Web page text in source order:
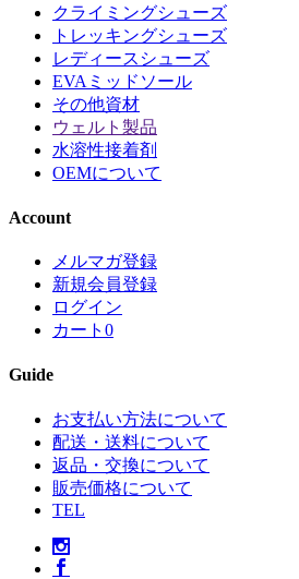
クライミングシューズ
トレッキングシューズ
レディースシューズ
EVAミッドソール
その他資材
ウェルト製品
水溶性接着剤
OEMについて
Account
メルマガ登録
新規会員登録
ログイン
カート 0
Guide
お支払い方法について
配送・送料について
返品・交換について
販売価格について
TEL